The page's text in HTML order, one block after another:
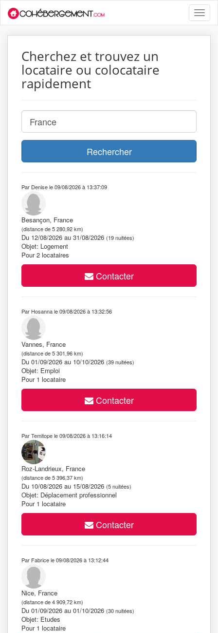
Toggle
Cherchez et trouvez un
locataire ou colocataire
rapidement
Rechercher
Par Denise le 09/08/2026 à 13:37:09
Besançon, France
(distance de 5 280,92 km)
Du 12/08/2026 au 31/08/2026 (19 nuitées)
Objet: Logement
Pour 2 locataires
Contacter
Par Hosanna le 09/08/2026 à 13:32:56
Vannes, France
(distance de 5 301,96 km)
Du 01/09/2026 au 10/10/2026 (39 nuitées)
Objet: Emploi
Pour 1 locataire
Contacter
Par Temitope le 09/08/2026 à 13:16:14
Roz-Landrieux, France
(distance de 5 396,37 km)
Du 10/08/2026 au 15/08/2026 (5 nuitées)
Objet: Déplacement professionnel
Pour 1 locataire
Contacter
Par Fabrice le 09/08/2026 à 13:12:44
Nice, France
(distance de 4 909,72 km)
Du 01/09/2026 au 01/10/2026 (30 nuitées)
Objet: Etudes
Pour 1 locataire